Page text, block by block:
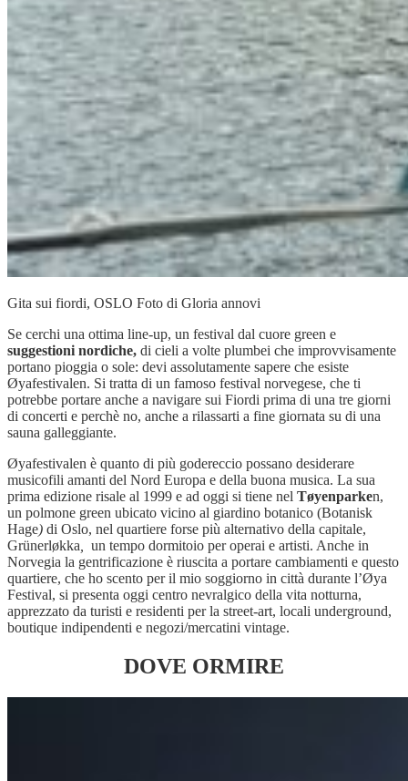
Gita sui fiordi, OSLO Foto di Gloria annovi
Se cerchi una ottima line-up, un festival dal cuore green e
suggestioni nordiche, di cieli a volte plumbei che improvvisamente
portano pioggia o sole: devi assolutamente sapere che esiste
Øyafestivalen. Si tratta di un famoso festival norvegese, che ti
potrebbe portare anche a navigare sui Fiordi prima di una tre giorni
di concerti e perchè no, anche a rilassarti a fine giornata su di una
sauna galleggiante.
Øyafestivalen è quanto di più godereccio possano desiderare
musicofili amanti del Nord Europa e della buona musica. La sua
prima edizione risale al 1999 e ad oggi si tiene nel Tøyenparken,
un polmone green ubicato vicino al giardino botanico (Botanisk
Hage) di Oslo, nel quartiere forse più alternativo della capitale,
Grünerløkka
un tempo dormitoio per operai e artisti. Anche in
Norvegia la gentrificazione è riuscita a portare cambiamenti e questo
quartiere, che ho scento per il mio soggiorno in città durante l’Øya
Festival, si presenta oggi centro nevralgico della vita notturna,
apprezzato da turisti e residenti per la street-art, locali underground,
boutique indipendenti e negozi/mercatini vintage.
DOVE ORMIRE